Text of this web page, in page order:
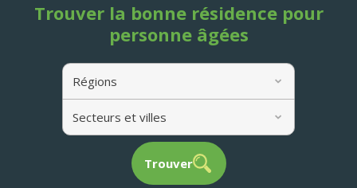
Régions
Secteurs et villes
Trouver
Trouver la bonne résidence pour
personne âgées